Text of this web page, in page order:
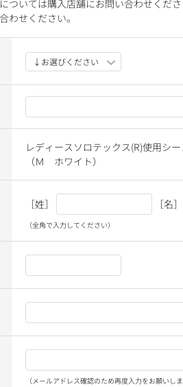
いては購入店舗にお問い合わせくださ
せください。
レディースソロテックス(R)使用シ
（Ｍ ホワイト）
［姓］ ［名］
（全角で入力してください）
（メールアドレス確認のため再度入力をお願いし